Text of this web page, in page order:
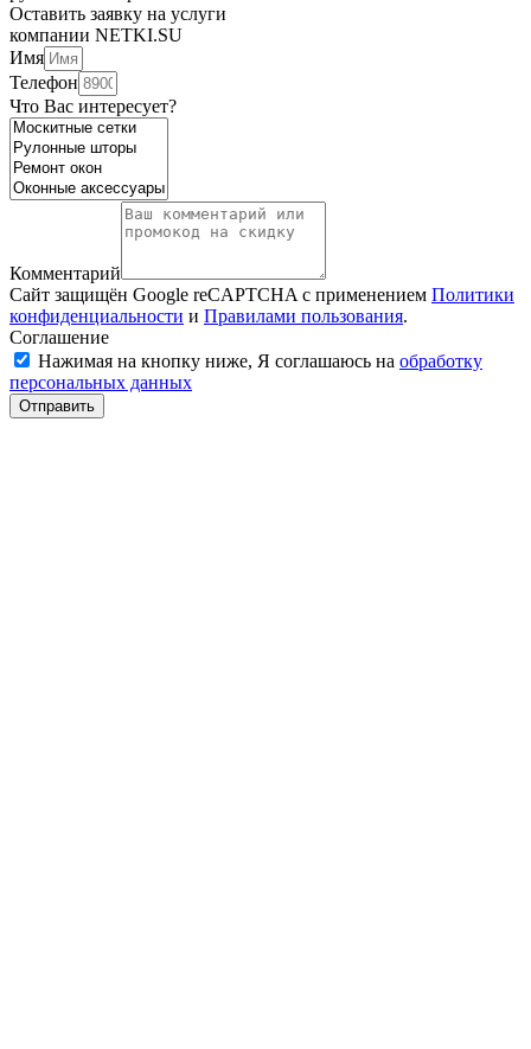
Оставить заявку на услуги
компании NETKI.SU
Имя
Телефон
Что Вас интересует?
Комментарий
Сайт защищён Google reCAPTCHA с применением Политики
конфиденциальности и Правилами пользования.
Соглашение
Нажимая на кнопку ниже, Я соглашаюсь на обработку
персональных данных
Отправить